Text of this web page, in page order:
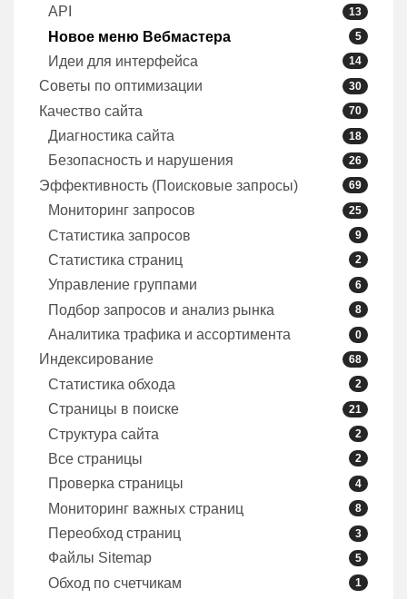
API 13
Новое меню Вебмастера 5
Идеи для интерфейса 14
Советы по оптимизации 30
Качество сайта 70
Диагностика сайта 18
Безопасность и нарушения 26
Эффективность (Поисковые запросы) 69
Мониторинг запросов 25
Статистика запросов 9
Статистика страниц 2
Управление группами 6
Подбор запросов и анализ рынка 8
Аналитика трафика и ассортимента 0
Индексирование 68
Статистика обхода 2
Страницы в поиске 21
Структура сайта 2
Все страницы 2
Проверка страницы 4
Мониторинг важных страниц 8
Переобход страниц 3
Файлы Sitemap 5
Обход по счетчикам 1